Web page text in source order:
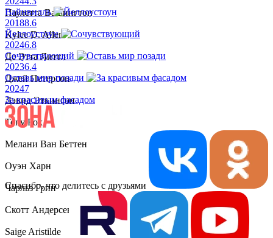
Паулетта Вашингтон
Kylee D. Allen
Де Этта Литтл
Джей Петерсон
Дэвид Эткинсон
Tony Fox
Мелани Ван Беттен
Оуэн Харн
Чарльз Грин
Скотт Андерсен
Saige Aristilde
Вайнвилль
20188.6
Йеллоустоун
20246.8
Сочувствующий
20236.4
Оставь мир позади
20247
За красивым фасадом
Спасибо, что делитесь с друзьями